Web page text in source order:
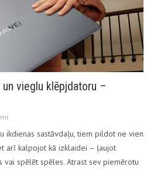
vieglu klēpjdatoru –
ikdienas sastāvdaļu, tiem pildot ne vien
arī kalpojot kā izklaidei – ļaujot
vai spēlēt spēles. Atrast sev piemērotu